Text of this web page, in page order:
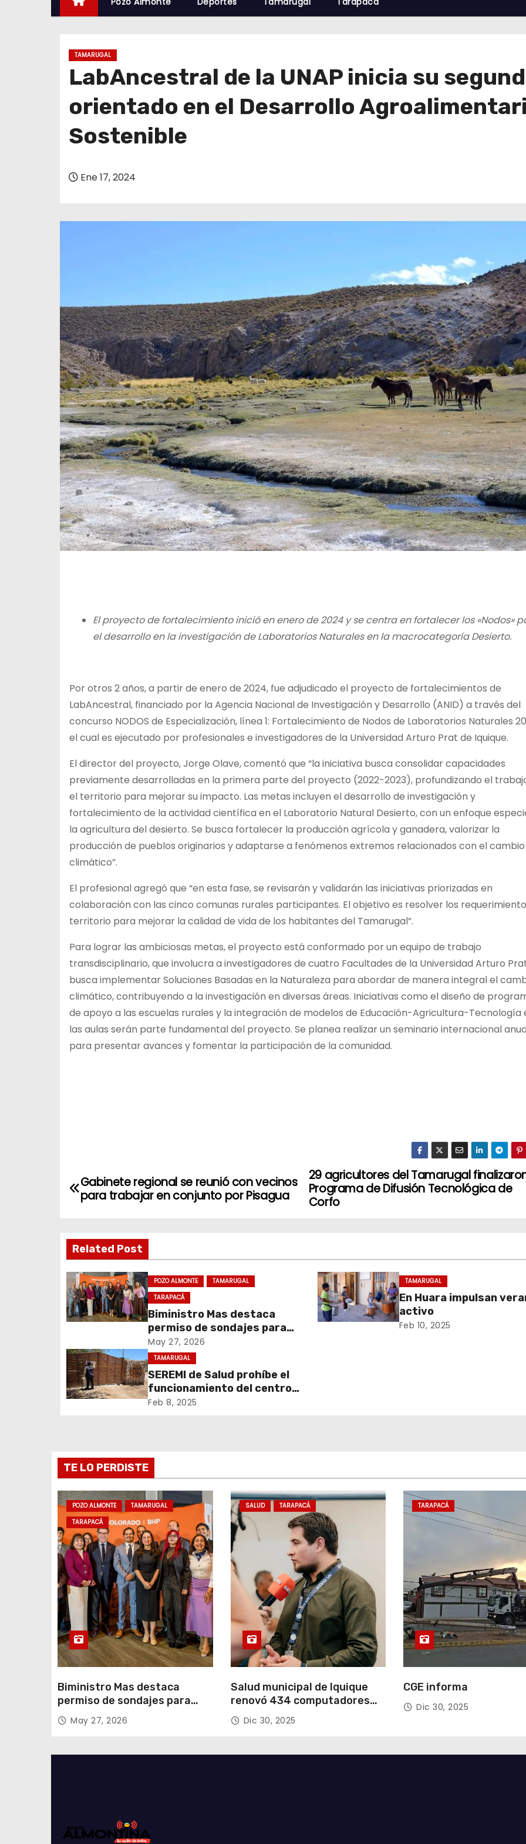
TAMARUGAL
LabAncestral de la UNAP inicia su
orientado en el Desarrollo
Sostenible
Ene 17, 2024
El proyecto de fortalecimiento inició en enero de 2024 y se centra en fortalecer los «Nodos»
el desarrollo en la investigación de Laboratorios Naturales en la macrocategoría Desierto.
Por otros 2 años, a partir de enero de 2024, fue adjudicado el proyecto de fortalecimientos de
LabAncestral, financiado por la Agencia Nacional de Investigación y Desarrollo (ANID) a través del
concurso NODOS de Especialización, línea 1: Fortalecimiento de Nodos de Laboratorios Naturales
el cual es ejecutado por profesionales e investigadores de la Universidad Arturo Prat de Iquique.
El director del proyecto, Jorge Olave, comentó que “la iniciativa busca consolidar capacidades
previamente desarrolladas en la primera parte del proyecto (2022-2023), profundizando el
el territorio para mejorar su impacto. Las metas incluyen el desarrollo de investigación y
fortalecimiento de la actividad científica en el Laboratorio Natural Desierto, con un enfoque
la agricultura del desierto. Se busca fortalecer la producción agrícola y ganadera, valorizar la
producción de pueblos originarios y adaptarse a fenómenos extremos relacionados con el cambio
climático”.
El profesional agregó que “en esta fase, se revisarán y validarán las iniciativas priorizadas en
colaboración con las cinco comunas rurales participantes. El objetivo es resolver los
territorio para mejorar la calidad de vida de los habitantes del Tamarugal”.
Para lograr las ambiciosas metas, el proyecto está conformado por un equipo de trabajo
transdisciplinario, que involucra a investigadores de cuatro Facultades de la Universidad Arturo
busca implementar Soluciones Basadas en la Naturaleza para abordar de manera integral el
climático, contribuyendo a la investigación en diversas áreas. Iniciativas como el diseño de
de apoyo a las escuelas rurales y la integración de modelos de Educación-Agricultura-Tecnología
las aulas serán parte fundamental del proyecto. Se planea realizar un seminario internacional
para presentar avances y fomentar la participación de la comunidad.
N
e
g
a
c
i
ó
n
e
e
n
t
r
a
d
a
s
29 agricultores del Tamarugal
Programa de Difusión Tecnológica de
Corfo
Gabinete regional se reunió con vecinos
para trabajar en conjunto por Pisagua
Related Post
POZO ALMONTE
TAMARUGAL
TARAPACÁ
Biministro Mas destaca
permiso de sondajes para
Cerro Colorado
May 27, 2026
TAMARUGAL
En Huara impulsan
activo
Feb 10, 2025
TAMARUGAL
SEREMI de Salud prohíbe el
funcionamiento del centro
recreativo Tantakuy
Feb 8, 2025
TE LO PERDISTE
POZO ALMONTE
TAMARUGAL
TARAPACÁ
Biministro Mas destaca
permiso de sondajes para
Cerro Colorado
May 27, 2026
SALUD TARAPACÁ
Salud municipal de Iquique
renovó 434 computadores
con fondos del Gobierno de
Tarapacá
Dic 30, 2025
TARAPACÁ
CGE informa
Dic 30, 2025